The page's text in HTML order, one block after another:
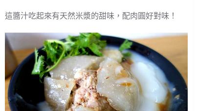
這醬汁吃起來有天然米漿的甜味，配肉圓好對味！